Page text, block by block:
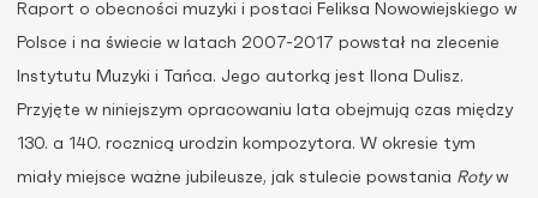
Raport o obecności muzyki i postaci Feliksa Nowowiejskiego w
Polsce i na świecie w latach 2007-2017 powstał na zlecenie
Instytutu Muzyki i Tańca. Jego autorką jest Ilona Dulisz.
Przyjęte w niniejszym opracowaniu lata obejmują czas między
130. a 140. rocznicą urodzin kompozytora. W okresie tym
miały miejsce ważne jubileusze, jak stulecie powstania Rotyw